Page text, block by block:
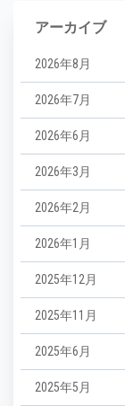
アーカイブ
2026年8月
2026年7月
2026年6月
2026年3月
2026年2月
2026年1月
2025年12月
2025年11月
2025年6月
2025年5月